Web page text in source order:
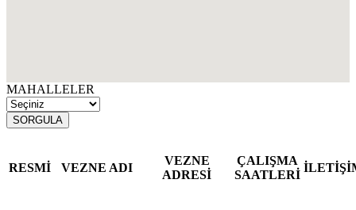
MAHALLELER
SORGULA
RESMİ VEZNE ADI
VEZNE
ADRESİ
ÇALIŞMA
SAATLERİ